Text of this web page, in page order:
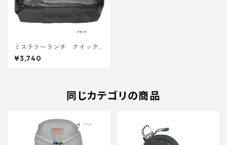
ミステリーランチ クイック
アタッチボイドバッグ スモー
ル
¥3,740
同じカテゴリの商品